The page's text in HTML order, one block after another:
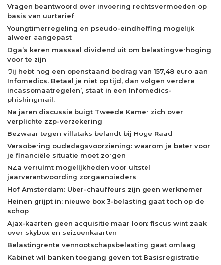
Vragen beantwoord over invoering rechtsvermoeden op
basis van uurtarief
Youngtimerregeling en pseudo-eindheffing mogelijk
alweer aangepast
Dga’s keren massaal dividend uit om belastingverhoging
voor te zijn
‘Jij hebt nog een openstaand bedrag van 157,48 euro aan
Infomedics. Betaal je niet op tijd, dan volgen verdere
incassomaatregelen’, staat in een Infomedics-
phishingmail.
Na jaren discussie buigt Tweede Kamer zich over
verplichte zzp-verzekering
Bezwaar tegen villataks belandt bij Hoge Raad
Versobering oudedagsvoorziening: waarom je beter voor
je financiële situatie moet zorgen
NZa verruimt mogelijkheden voor uitstel
jaarverantwoording zorgaanbieders
Hof Amsterdam: Uber-chauffeurs zijn geen werknemer
Heinen grijpt in: nieuwe box 3-belasting gaat toch op de
schop
Ajax-kaarten geen acquisitie maar loon: fiscus wint zaak
over skybox en seizoenkaarten
Belastingrente vennootschapsbelasting gaat omlaag
Kabinet wil banken toegang geven tot Basisregistratie